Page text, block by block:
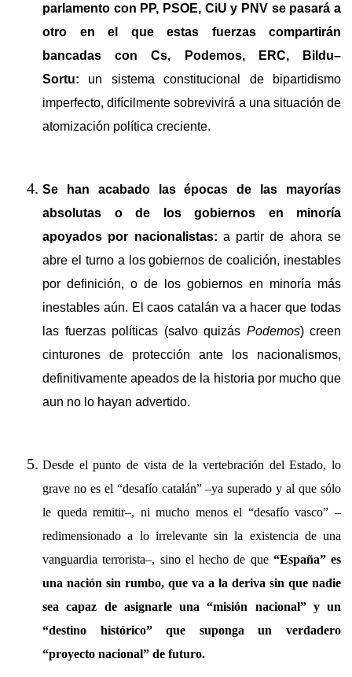
parlamento con PP, PSOE, CiU y PNV se pasará a
otro en el que estas fuerzas compartirán
bancadas con Cs, Podemos, ERC, Bildu–
Sortu: un sistema constitucional de bipartidismo
imperfecto, difícilmente sobrevivirá a una situación de
atomización política creciente.
Se han acabado las épocas de las mayorías
absolutas o de los gobiernos en minoría
apoyados por nacionalistas: a partir de ahora se
abre el turno a los gobiernos de coalición, inestables
por definición, o de los gobiernos en minoría más
inestables aún. El caos catalán va a hacer que todas
las fuerzas políticas (salvo quizás Podemos) creen
cinturones de protección ante los nacionalismos,
definitivamente apeados de la historia por mucho que
aun no lo hayan advertido.
Desde el punto de vista de la vertebración del Estado, lo
grave no es el “desafío catalán” –ya superado y al que sólo
le queda remitir–, ni mucho menos el “desafío vasco” –
redimensionado a lo irrelevante sin la existencia de una
vanguardia terrorista–, sino el hecho de que “España” es
una nación sin rumbo, que va a la deriva sin que nadie
sea capaz de asignarle una “misión nacional” y un
“destino histórico” que suponga un verdadero
“proyecto nacional” de futuro.